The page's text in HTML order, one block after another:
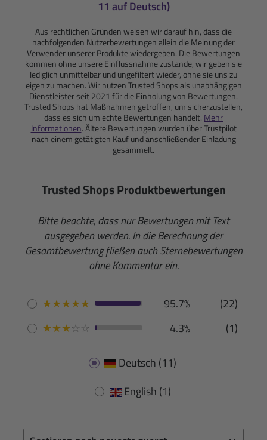
11 auf Deutsch)
Aus rechtlichen Gründen weisen wir darauf hin, dass die
nachfolgenden Nutzerbewertungen allein die Meinung der
Verwender unserer Produkte wiedergeben. Die Bewertungen
kommen ohne unsere Einflussnahme zustande, wir geben sie
lediglich unmittelbar und ungefiltert wieder, ohne sie uns zu
eigen zu machen. Wir nutzen Trusted Shops als unabhängigen
Dienstleister seit 2021 für die Einholung von Bewertungen.
Trusted Shops hat Maßnahmen getroffen, um sicherzustellen,
dass es sich um echte Bewertungen handelt. Mehr
Informationen. Ältere Bewertungen wurden über Trustpilot
nach einem getätigten Kauf und anschließender Einladung
gesammelt.
Trusted Shops Produktbewertungen
Bitte beachte, dass nur Bewertungen mit Text
ausgegeben werden. In die Berechnung der
Gesamtbewertung fließen auch Sternebewertungen
ohne Kommentar ein.
★★★★★ 95.7%
(22)
★★★☆☆ 4.3% (1)
Deutsch (11)
English (1)